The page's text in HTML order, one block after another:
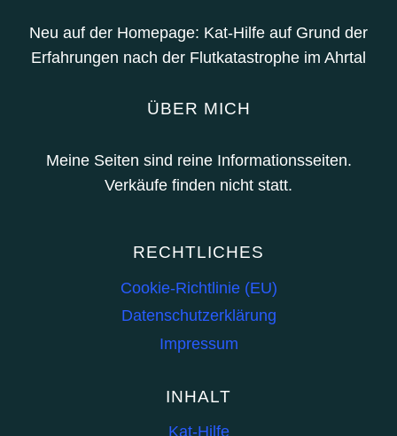
Neu auf der Homepage: Kat-Hilfe auf Grund der
Erfahrungen nach der Flutkatastrophe im Ahrtal
ÜBER MICH
Meine Seiten sind reine Informationsseiten.
Verkäufe finden nicht statt.
RECHTLICHES
Cookie-Richtlinie (EU)
Datenschutzerklärung
Impressum
INHALT
Kat-Hilfe